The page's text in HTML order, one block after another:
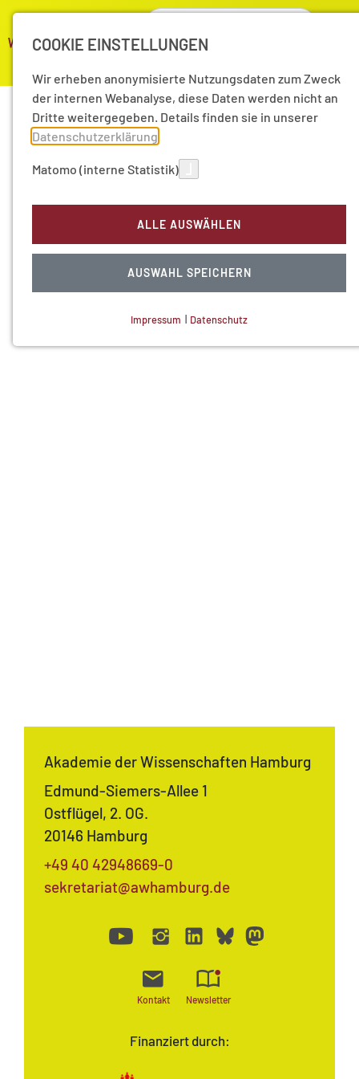
Finanziert durch:
Akademie der Wissenschaften Hamburg
Edmund-Siemers-Allee 1
Ostflügel, 2. OG.
20146 Hamburg
+49 40 42948669-0
sekretariat@awhamburg.de
Kontakt Newsletter
COOKIE EINSTELLUNGEN
Wir erheben anonymisierte Nutzungsdaten zum Zweck
der internen Webanalyse, diese Daten werden nicht an
Dritte weitergegeben. Details finden sie in unserer
Datenschutzerklärung
Matomo (interne Statistik)
ALLE AUSWÄHLEN
AUSWAHL SPEICHERN
Impressum | Datenschutz